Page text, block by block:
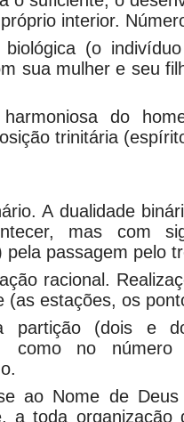
interior.
biológica (o
sua mulher e seu
harmoniosa do
trinitária
A dualidade
mas com
pela passagem pelo
racional.
(as estações, os
partição (dois e
como no
ao Nome de
a toda organização